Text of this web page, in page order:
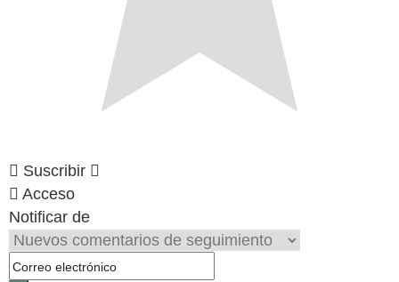
Suscribir
Acceso
Notificar de